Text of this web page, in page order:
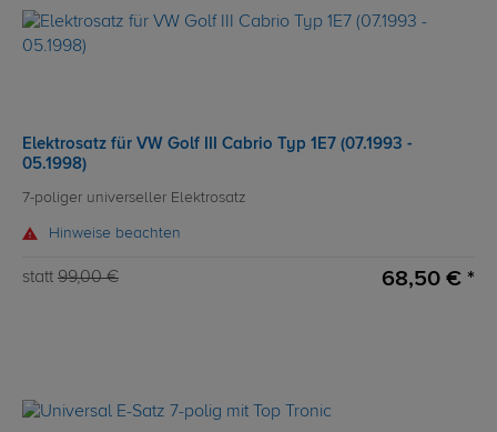
Elektrosatz für VW Golf III Cabrio Typ 1E7 (07.1993 -
05.1998)
7-poliger universeller Elektrosatz
Hinweise beachten
statt 99,00 € 68,50 € *